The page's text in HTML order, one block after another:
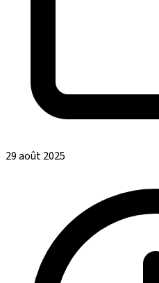
29 août 2025